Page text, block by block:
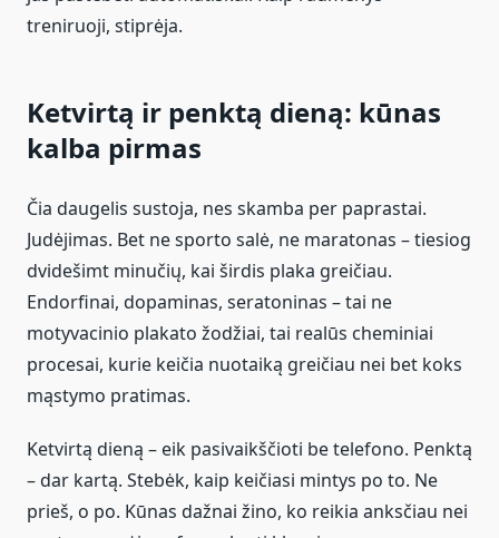
treniruoji, stiprėja.
Ketvirtą ir penktą dieną: kūnas
kalba pirmas
Čia daugelis sustoja, nes skamba per paprastai.
Judėjimas. Bet ne sporto salė, ne maratonas – tiesiog
dvidešimt minučių, kai širdis plaka greičiau.
Endorfinai, dopaminas, seratoninas – tai ne
motyvacinio plakato žodžiai, tai realūs cheminiai
procesai, kurie keičia nuotaiką greičiau nei bet koks
mąstymo pratimas.
Ketvirtą dieną – eik pasivaikščioti be telefono. Penktą
– dar kartą. Stebėk, kaip keičiasi mintys po to. Ne
prieš, o po. Kūnas dažnai žino, ko reikia anksčiau nei